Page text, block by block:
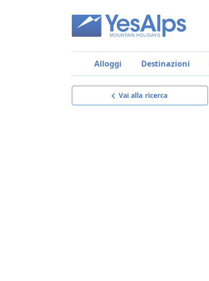
Alloggi Destinazioni
Vai alla ricerca